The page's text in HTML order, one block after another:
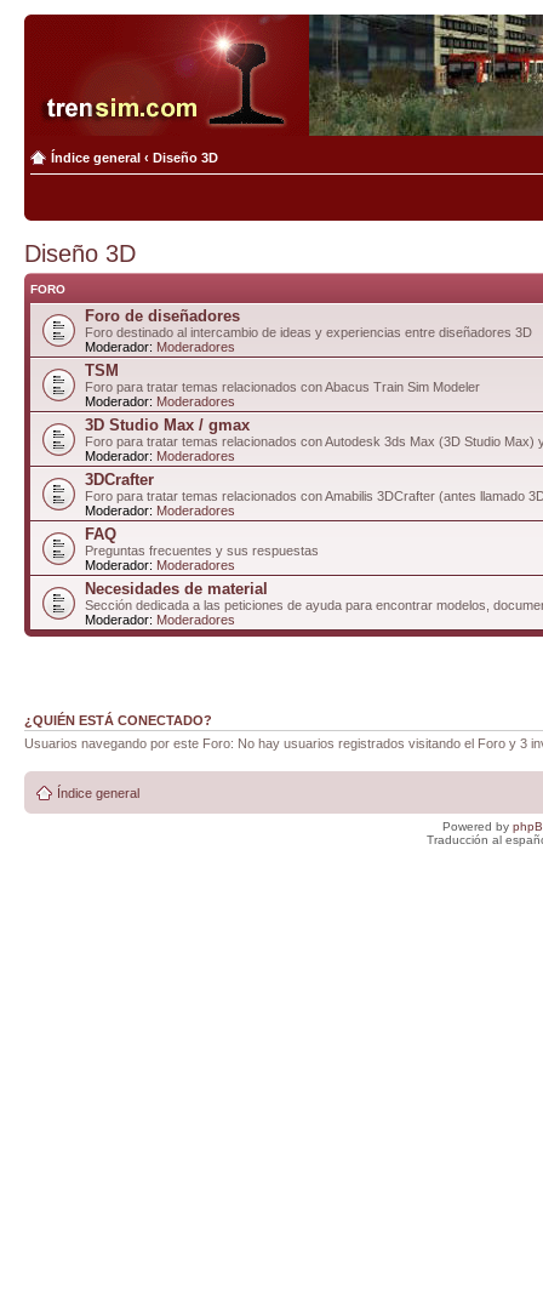
Índice general ‹ Diseño 3D
Diseño 3D
FORO
Foro de diseñadores
Foro destinado al intercambio de ideas y experiencias entre diseñadores 3D
Moderador: Moderadores
TSM
Foro para tratar temas relacionados con Abacus Train Sim Modeler
Moderador: Moderadores
3D Studio Max / gmax
Foro para tratar temas relacionados con Autodesk 3ds Max (3D Studio Max)
Moderador: Moderadores
3DCrafter
Foro para tratar temas relacionados con Amabilis 3DCrafter (antes llamado
Moderador: Moderadores
FAQ
Preguntas frecuentes y sus respuestas
Moderador: Moderadores
Necesidades de material
Sección dedicada a las peticiones de ayuda para encontrar modelos,
Moderador: Moderadores
¿QUIÉN ESTÁ CONECTADO?
Usuarios navegando por este Foro: No hay usuarios registrados visitando el Foro y 3
Índice general
Powered by
Traducción al